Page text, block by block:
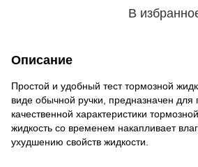
В
Описание
Простой и удобный тест тормозной
виде обычной ручки, предназначен для
качественной характеристики
жидкость со временем накапливает
ухудшению свойств жидкости.